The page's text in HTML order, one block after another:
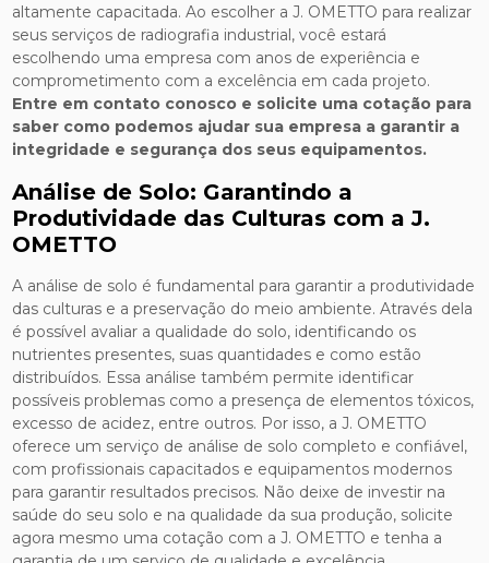
altamente capacitada. Ao escolher a J. OMETTO para realizar
seus serviços de radiografia industrial, você estará
escolhendo uma empresa com anos de experiência e
comprometimento com a excelência em cada projeto.
Entre em contato conosco e solicite uma cotação para
saber como podemos ajudar sua empresa a garantir a
integridade e segurança dos seus equipamentos.
Análise de Solo: Garantindo a
Produtividade das Culturas com a J.
OMETTO
A análise de solo é fundamental para garantir a produtividade
das culturas e a preservação do meio ambiente. Através dela
é possível avaliar a qualidade do solo, identificando os
nutrientes presentes, suas quantidades e como estão
distribuídos. Essa análise também permite identificar
possíveis problemas como a presença de elementos tóxicos,
excesso de acidez, entre outros. Por isso, a J. OMETTO
oferece um serviço de análise de solo completo e confiável,
com profissionais capacitados e equipamentos modernos
para garantir resultados precisos. Não deixe de investir na
saúde do seu solo e na qualidade da sua produção, solicite
agora mesmo uma cotação com a J. OMETTO e tenha a